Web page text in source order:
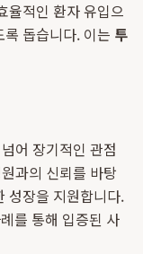
율적인 환자 유입으
돕습니다. 이는 투
어 장기적인 관점
과의 신뢰를 바탕
성장을 지원합니다.
를 통해 입증된 사